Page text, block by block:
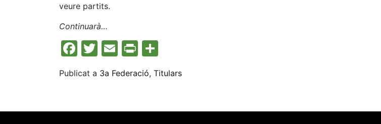
veure partits.
Continuarà…
Facebook
Twitter
Email
Print
Publicat a 3a Federació, Titulars